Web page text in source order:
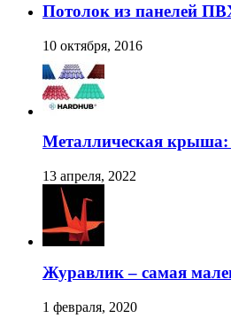
Потолок из панелей
10 октября, 2016
Металлическая крыша:
13 апреля, 2022
Журавлик – самая
1 февраля, 2020